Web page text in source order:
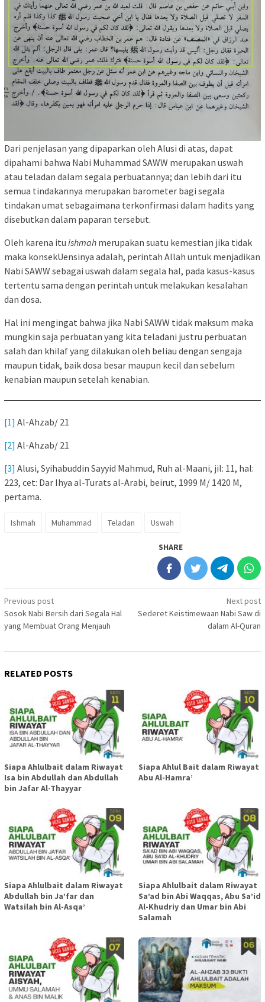
Dari penjelasan yang dipaparkan oleh Alusi di atas, dapat
dipahami bahwa Nabi Muhammad SAWW merupakan uswah
atau teladan dalam segala perbuatannya; dan lebih dari itu
semua tindakannya merupakan barometer bagi segala
tindakan umat sebagaimana terkonfirmasi dalam hadits yang
disebutkan dalam paparan tersebut.
Oleh karena itu ishmah merupakan suatu kemestian jika tidak
maka konsekUensinya adalah, perintah Allah untuk menjadikan
Nabi SAWW sebagai uswah dalam segala hal, pada kasus-kasus
tertentu sama dengan perintah untuk melakukan kesalahan
dan dosa.
Hal ini mengingat bahwa jika Nabi SAWW tidak maksum maka
mungkin saja perbuatan yang kita teladani justru perbuatan
salah dan khilaf yang dilakukan oleh beliau dengan sengaja
maupun tidak, baik dosa besar maupun kecil dan sebelum
kenabian maupun setelah kenabian.
[1] Al-Ahzab/ 21
[2] Al-Ahzab/ 21
[3] Alusi, Syihabuddin Sayyid Mahmud, Ruh al-Maani, jil: 11, hal:
223, cet: Dar Ihya al-Turats al-Arabi, beirut, 1999 M/ 1420 M,
pertama.
Ishmah Muhammad Teladan Uswah
SHARE
Post
navigation
Previous post
Sosok Nabi Bersih dari Segala Hal
yang Membuat Orang Menjauh
Next post
Sederet Keistimewaan Nabi Saw di
dalam Al-Quran
RELATED POSTS
Siapa Ahlulbait dalam Riwayat
Isa bin Abdullah dan Abdullah
bin Jafar Al-Thayyar
Siapa Ahlul Bait dalam Riwayat
Abu Al-Hamra’
Siapa Ahlulbait dalam Riwayat
Abdullah bin Ja’far dan
Watsilah bin Al-Asqa’
Siapa Ahlulbait dalam Riwayat
Sa’ad bin Abi Waqqas, Abu Sa’id
Al-Khudriy dan Umar bin Abi
Salamah